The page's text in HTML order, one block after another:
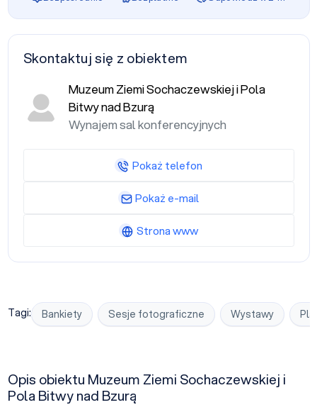
Tagi: Bankiety Sesje fotograficzne Wystawy
Opis obiektu Muzeum Ziemi Sochaczewskiej i
Pola Bitwy nad Bzurą
Skontaktuj się z obiektem
Muzeum Ziemi Sochaczewskiej i Pola
Bitwy nad Bzurą
Wynajem sal konferencyjnych
Pokaż telefon
Pokaż e-mail
Strona www